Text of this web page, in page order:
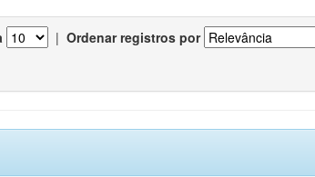
| Ordenar registros por